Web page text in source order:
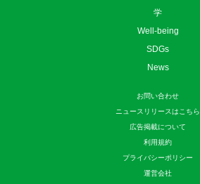
学
Well-being
SDGs
News
お問い合わせ
ニュースリリースはこちら
広告掲載について
利用規約
プライバシーポリシー
運営会社